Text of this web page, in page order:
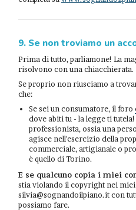
9. Se non troviamo un
Prima di tutto, parliamone! La
risolvono con una chiacchierata.
Se proprio non riusciamo a
che:
Se sei un consumatore, il foro
dove abiti tu - la legge ti
professionista, ossia una
agisce nell'esercizio della
commerciale, artigianale o
è quello di Torino.
E se qualcuno copia i miei
stia violando il copyright nei
silvia@sognandoilpiano.it con
possiamo fare.